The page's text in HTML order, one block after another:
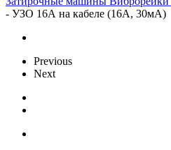
- УЗО 16А на кабеле (16А, 30мА)
Previous
Next